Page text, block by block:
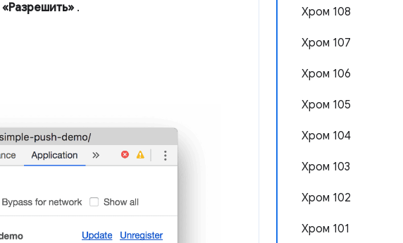
Хром 108
Хром 107
Хром 106
Хром 105
Хром 104
Хром 103
Хром 102
Хром 101
«Разрешить» .